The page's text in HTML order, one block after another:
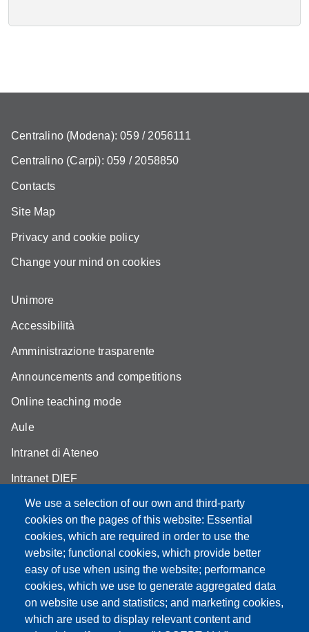
We use a selection of our own and third-party
cookies on the pages of this website: Essential
cookies, which are required in order to use the
website; functional cookies, which provide better
easy of use when using the website; performance
cookies, which we use to generate aggregated data
on website use and statistics; and marketing cookies,
which are used to display relevant content and
Centralino (Modena): 059 / 2056111
Centralino (Carpi): 059 / 2058850
Contacts
Site Map
Privacy and cookie policy
Change your mind on cookies
Unimore
Accessibilità
Amministrazione trasparente
Announcements and competitions
Online teaching mode
Aule
Intranet di Ateneo
Intranet DIEF
Partita IVA: 00427620364
e-mail: urp@unimore.it
PEC: primo contatto: urp@pec.unimore.it
Indirizzo ReGIndE per notifica Atti Processuali:
direzionelegale@pec.unimore.it